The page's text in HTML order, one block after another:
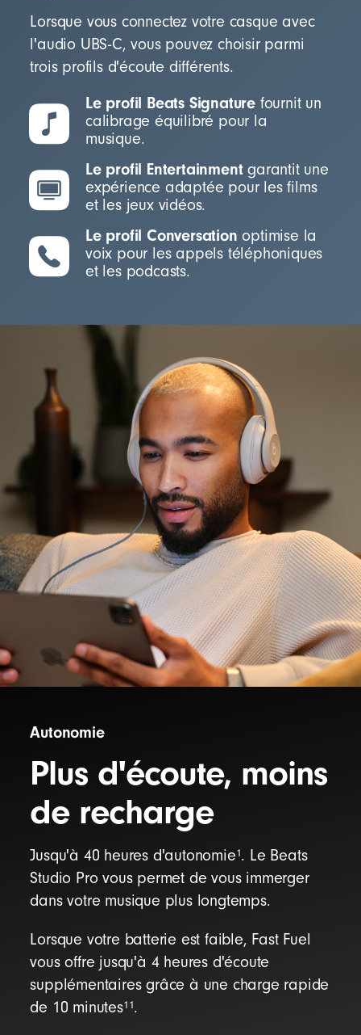
Lorsque vous connectez votre casque avec
l'audio UBS-C, vous pouvez choisir parmi
trois profils d'écoute différents.
Le profil Beats Signaturefournit un
calibrage équilibré pour la
musique.
Le profil Entertainment garantit une
expérience adaptée pour les films
et les jeux vidéos.
Le profil Conversation optimise la
voix pour les appels téléphoniques
et les podcasts.
Autonomie
Plus d'écoute, moins
de recharge
Jusqu'à 40 heures d'autonomie1. Le Beats
Studio Pro vous permet de vous immerger
dans votre musique plus longtemps.
Lorsque votre batterie est faible, Fast Fuel
vous offre jusqu'à 4 heures d'écoute
supplémentaires grâce à une charge rapide
de 10 minutes11.